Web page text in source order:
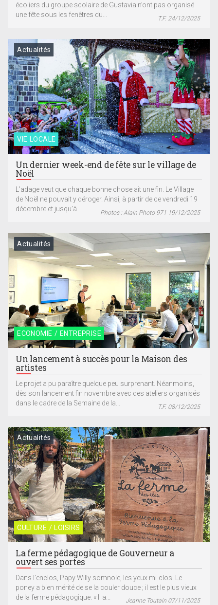
écoliers du groupe scolaire de Gustavia n’ont pas organisé
une fête sous les fenêtres du...
T.F. 24/12/2025
VIE LOCALE
Actualités
Un dernier week-end de fête sur le village de
Noël
L’adage veut que chaque bonne chose ait une fin. Le Village
de Noël ne pouvait y déroger. Ainsi, à partir de ce vendredi 19
décembre et jusqu’à...
Photos : Alain Photo 971 19/12/2025
ECONOMIE / ENTREPRISE
Actualités
Un lancement à succès pour la Maison des
artistes
Le projet a pu paraître quelque peu surprenant. Néanmoins,
dès son lancement fin novembre avec des ateliers organisés
dans le cadre de la Semaine de la...
T.F. 08/12/2025
CULTURE / LOISIRS
Actualités
La ferme pédagogique de Gouverneur a
ouvert ses portes
Dans l’enclos, Papy Willy somnole, les yeux mi-clos. Le
poney a bien mérité de se la couler douce ; il est le plus vieux
de la ferme pédagogique. « Il a...
Jeanne Toutain 07/11/2025